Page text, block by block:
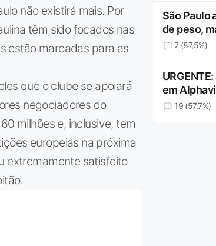
não existirá mais. Por
têm sido focados nas
estão marcadas para as
que o clube se apoiará
negociadores do
milhões e, inclusive, tem
europeias na próxima
extremamente satisfeito
São Paulo
de peso,
7 (87,5%)
em
19 (57,7%)